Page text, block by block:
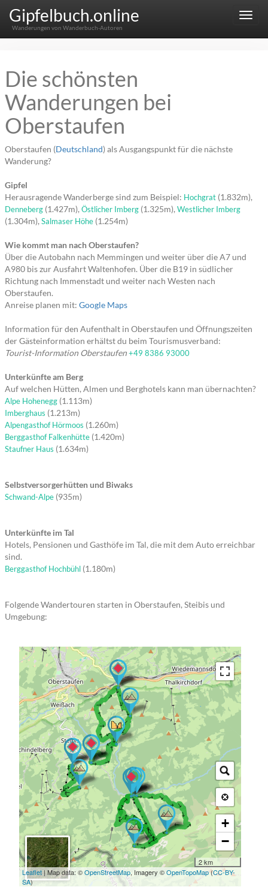
Menu
Gipfelbuch.online
Wanderungen von Wanderbuch-Autoren
Die schönsten
Wanderungen bei
Oberstaufen
Oberstaufen (Deutschland) als Ausgangspunkt für die nächste
Wanderung?
Gipfel
Herausragende Wanderberge sind zum Beispiel: Hochgrat (1.832m),
Denneberg (1.427m), Östlicher Imberg (1.325m), Westlicher Imberg
(1.304m), Salmaser Höhe (1.254m)
Wie kommt man nach Oberstaufen?
Über die Autobahn nach Memmingen und weiter über die A7 und
A980 bis zur Ausfahrt Waltenhofen. Über die B19 in südlicher
Richtung nach Immenstadt und weiter nach Westen nach
Oberstaufen.
Anreise planen mit: Google Maps
Information für den Aufenthalt in Oberstaufen und Öffnungszeiten
der Gästeinformation erhältst du beim Tourismusverband:
Tourist-Information Oberstaufen+49 8386 93000
Unterkünfte am Berg
Auf welchen Hütten, Almen und Berghotels kann man übernachten?
Alpe Hohenegg (1.113m)
Imberghaus (1.213m)
Alpengasthof Hörmoos (1.260m)
Berggasthof Falkenhütte (1.420m)
Staufner Haus (1.634m)
Selbstversorgerhütten und Biwaks
Schwand-Alpe (935m)
Unterkünfte im Tal
Hotels, Pensionen und Gasthöfe im Tal, die mit dem Auto erreichbar
sind.
Berggasthof Hochbühl (1.180m)
Folgende Wandertouren starten in Oberstaufen, Steibis und
Umgebung:
→ → → → → →
→ → → → → → → → → → → → → →
→ → → → → → → → → →
→ → → → → → → → → → → → → → →
→ → → → → → → → → → → → → → → → →
+
−
2 km
Leaflet | Map data: ©OpenStreetMap, Imagery ©OpenTopoMap(CC-BY-
SA)